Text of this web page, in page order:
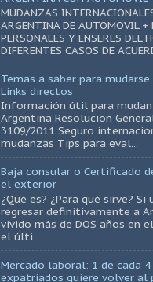
MUDANZAS
ARGENTINA DE AUTOMOVIL +
PERSONALES Y ENSERES DEL
DIFERENTES CASOS DE
Temas a saber para
Links directos
Información útil para
Argentina Resolucion
3109/2011 Seguro
mudanzas Tips para eval...
Baja consular o Certificado
el exterior
¿Qué es? ¿Para qué sirve? Si
regresar definitivamente a
vivido más de DOS años en
el últi...
Mercado laboral: 1 de cada
expatriados quiere volver al